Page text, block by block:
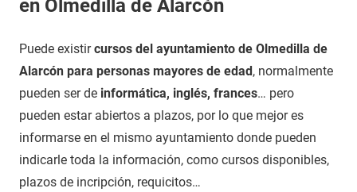
en Olmedilla de Alarcón
Puede existircursos del ayuntamiento de Olmedilla de
Alarcón para personas mayores de edad, normalmente
pueden ser de informática, inglés, frances… pero
pueden estar abiertos a plazos, por lo que mejor es
informarse en el mismo ayuntamiento donde pueden
indicarle toda la información, como cursos disponibles,
plazos de incripción, requicitos…